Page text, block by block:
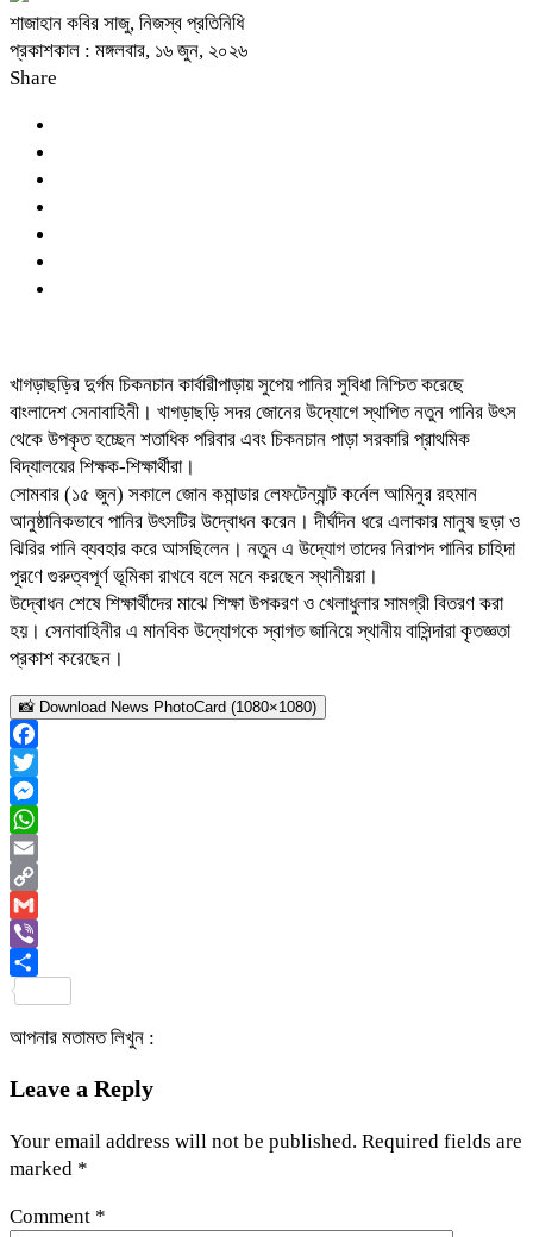
শাজাহান কবির সাজু, নিজস্ব প্রতিনিধি
প্রকাশকাল : মঙ্গলবার, ১৬ জুন, ২০২৬
Share
খাগড়াছড়ির দুর্গম চিকনচান কার্বারীপাড়ায় সুপেয় পানির সুবিধা নিশ্চিত করেছে
বাংলাদেশ সেনাবাহিনী। খাগড়াছড়ি সদর জোনের উদ্যোগে স্থাপিত নতুন পানির উৎস
থেকে উপকৃত হচ্ছেন শতাধিক পরিবার এবং চিকনচান পাড়া সরকারি প্রাথমিক
বিদ্যালয়ের শিক্ষক-শিক্ষার্থীরা।
সোমবার (১৫ জুন) সকালে জোন কমান্ডার লেফটেন্যান্ট কর্নেল আমিনুর রহমান
আনুষ্ঠানিকভাবে পানির উৎসটির উদ্বোধন করেন। দীর্ঘদিন ধরে এলাকার মানুষ ছড়া ও
ঝিরির পানি ব্যবহার করে আসছিলেন। নতুন এ উদ্যোগ তাদের নিরাপদ পানির চাহিদা
পূরণে গুরুত্বপূর্ণ ভূমিকা রাখবে বলে মনে করছেন স্থানীয়রা।
উদ্বোধন শেষে শিক্ষার্থীদের মাঝে শিক্ষা উপকরণ ও খেলাধুলার সামগ্রী বিতরণ করা
হয়। সেনাবাহিনীর এ মানবিক উদ্যোগকে স্বাগত জানিয়ে স্থানীয় বাসিন্দারা কৃতজ্ঞতা
প্রকাশ করেছেন।
📸 Download News PhotoCard (1080×1080)
Facebook
Twitter
Messenger
WhatsApp
Email
Copy
Link
Gmail
Viber
আপনার মতামত লিখুন :
Leave a Reply
Your email address will not be published. Required fields are
marked *
Comment *